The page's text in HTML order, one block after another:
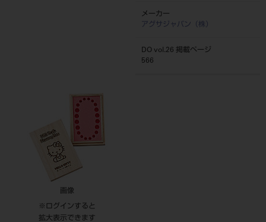
メーカー
アグサジャパン（株）
DO vol.26 掲載ページ
566
画像
※ログインすると
拡大表示できます